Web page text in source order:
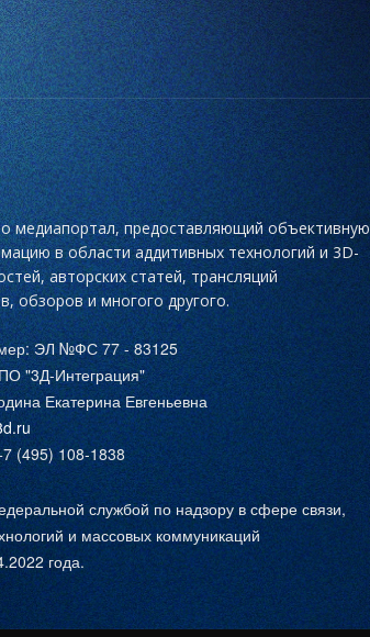
медиапортал, предоставляющий объективную
в области аддитивных технологий и 3D-
авторских статей, трансляций
обзоров и многого другого.
ЭЛ №ФС 77 - 83125
"3Д-Интеграция"
Екатерина Евгеньевна
(495) 108-1838
службой по надзору в сфере связи,
и массовых коммуникаций
года.